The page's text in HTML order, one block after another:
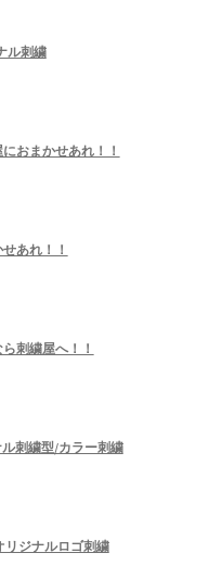
ル刺繍
おまかせあれ！！
あれ！！
刺繍屋へ！！
刺繍型/カラー刺繍
リジナルロゴ刺繍